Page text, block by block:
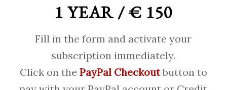
1 YEAR / € 150
Fill in the form and activate your
subscription immediately.
Click on the PayPal Checkoutbutton to